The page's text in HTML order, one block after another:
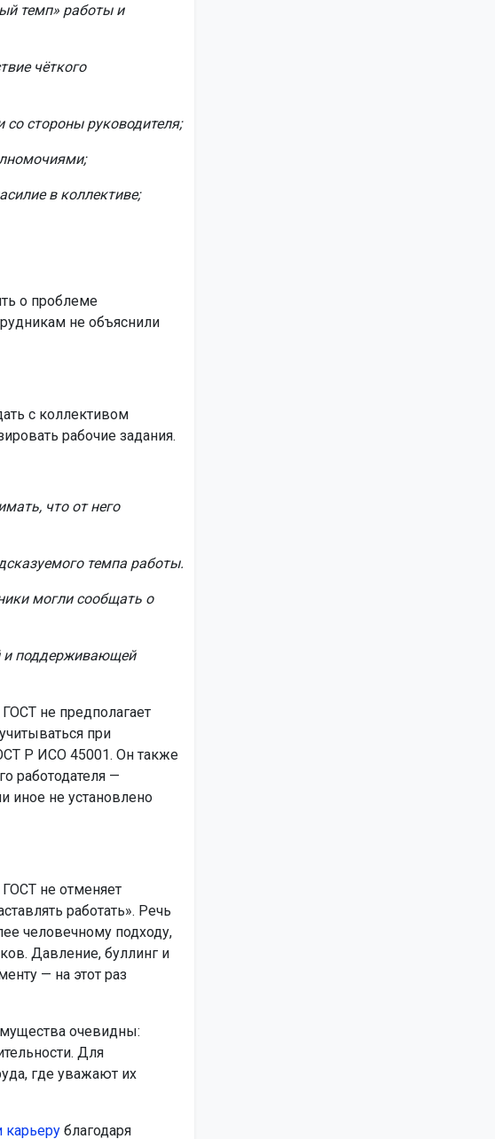
темп» работы и
чёткого
стороны руководителя;
в коллективе;
о проблеме
не объяснили
с коллективом
рабочие задания.
что от него
темпа работы.
могли сообщать о
и поддерживающей
не предполагает
при
Р ИСО 45001. Он также
работодателя —
иное не установлено
не отменяет
работать». Речь
человечному подходу,
Давление, буллинг и
— на этот раз
очевидны:
Для
где уважают их
карьерублагодаря